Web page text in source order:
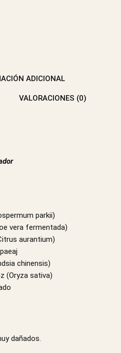
ADICIONAL
VALORACIONES (0)
parkii)
vera fermentada)
aurantium)
chinensis)
(Oryza sativa)
dañados.